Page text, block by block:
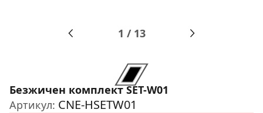
1 / 13
Безжичен комплект SET-W01
Артикул: CNE-HSETW01